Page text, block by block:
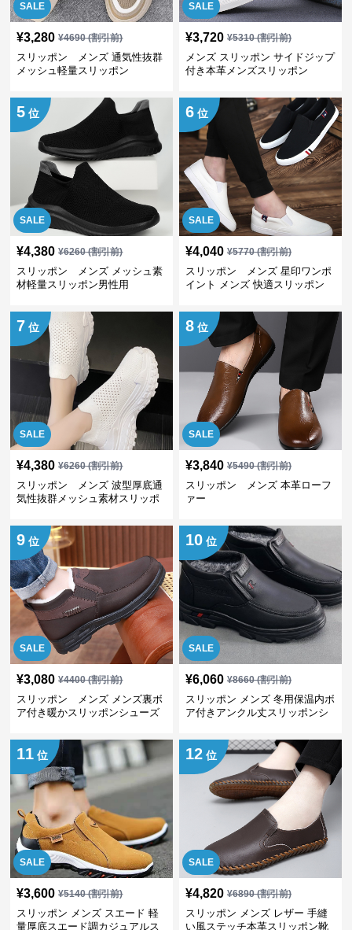
SALE
¥3,280 ¥4690(割引前)
スリッポン メンズ 通気性抜群
メッシュ軽量スリッポン
SALE
¥3,720 ¥5310(割引前)
メンズ スリッポン サイドジップ
付き本革メンズスリッポン
SALE
5 位
¥4,380 ¥6260(割引前)
スリッポン メンズ メッシュ素
材軽量スリッポン男性用
SALE
6 位
¥4,040 ¥5770(割引前)
スリッポン メンズ 星印ワンポ
イント メンズ 快適スリッポン
SALE
7 位
¥4,380 ¥6260(割引前)
スリッポン メンズ 波型厚底通
気性抜群メッシュ素材スリッポ
SALE
8 位
¥3,840 ¥5490(割引前)
スリッポン メンズ 本革ローフ
ァー
SALE
9 位
¥3,080 ¥4400(割引前)
スリッポン メンズ メンズ裏ボ
ア付き暖かスリッポンシューズ
SALE
10 位
¥6,060 ¥8660(割引前)
スリッポン メンズ 冬用保温内ボ
ア付きアンクル丈スリッポンシ
SALE
11 位
¥3,600 ¥5140(割引前)
スリッポン メンズ スエード 軽
量厚底スエード調カジュアルス
SALE
12 位
¥4,820 ¥6890(割引前)
スリッポン メンズ レザー 手縫
い風ステッチ本革スリッポン靴